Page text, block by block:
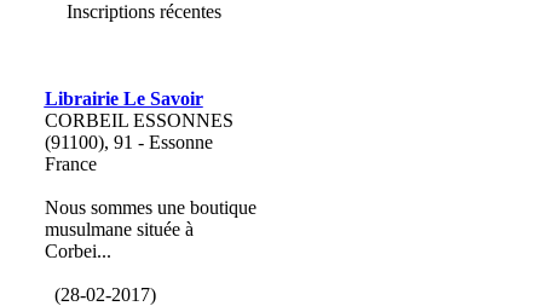
Inscriptions récentes
Librairie Le Savoir
CORBEIL ESSONNES
(91100), 91 - Essonne
France
Nous sommes une boutique
musulmane située à
Corbei...
(28-02-2017)